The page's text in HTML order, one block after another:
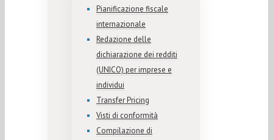
Pianificazione fiscale
internazionale
Redazione delle
dichiarazione dei redditi
(UNICO) per imprese e
individui
Transfer Pricing
Visti di conformità
Compilazione di